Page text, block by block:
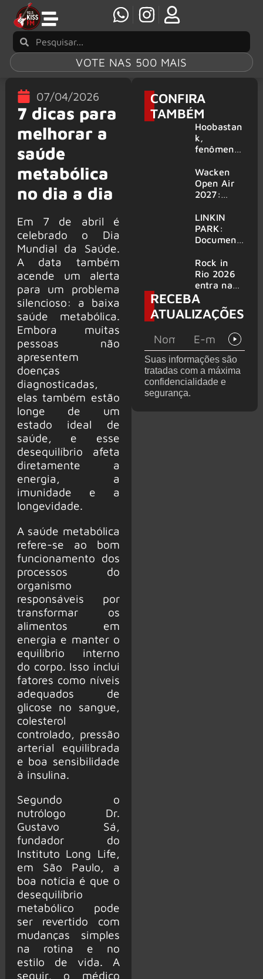
VOTE NAS 500 MAIS
07/04/2026
7 dicas para
melhorar a
saúde
metabólica
no dia a dia
Em 7 de abril é
celebrado o Dia
Mundial da Saúde.
A data também
acende um alerta
para um problema
silencioso: a baixa
saúde metabólica.
Embora muitas
pessoas não
apresentem
doenças
diagnosticadas,
elas também estão
longe de um
estado ideal de
saúde, e esse
desequilíbrio afeta
diretamente a
energia, a
imunidade e a
longevidade.
A saúde metabólica
refere-se ao bom
funcionamento dos
processos do
organismo
responsáveis por
transformar os
alimentos em
energia e manter o
equilíbrio interno
do corpo. Isso inclui
fatores como níveis
adequados de
glicose no sangue,
colesterol
controlado, pressão
arterial equilibrada
e boa sensibilidade
à insulina.
Segundo o
nutrólogo Dr.
Gustavo Sá,
fundador do
Instituto Long Life,
em São Paulo, a
boa notícia é que o
desequilíbrio
metabólico pode
ser revertido com
mudanças simples
na rotina e no
estilo de vida. A
seguir, o médico
CONFIRA
TAMBÉM
Hoobastan
k,
fenômeno
rock anos
2000,
volta ao
6 shows
Wacken
Open Air
2027:
amplia
line-up e
já
mais de 50
bandas
LINKIN
PARK:
Document
‘Unshatter’
e álbum ao
vivo são
anunciados
Rock in
Rio 2026
entra na
reta final
com
Cidade do
montagem
acelerada
e line-up
completo
confirmad
RECEBA
ATUALIZAÇÕES
Suas informações são
tratadas com a máxima
confidencialidade e
segurança.